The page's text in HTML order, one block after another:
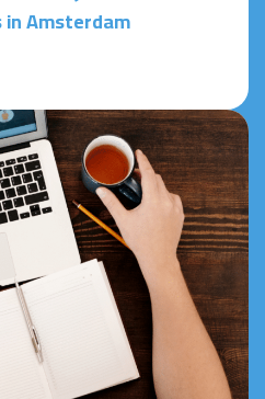
Amsterdam